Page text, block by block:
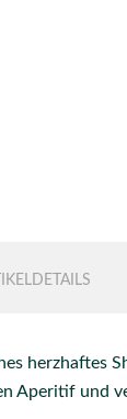
herzhaftes
Aperitif und